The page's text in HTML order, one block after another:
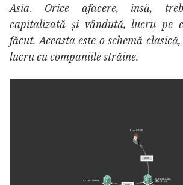
Asia. Orice afacere, însă,
capitalizată și vândută, lucru pe
făcut. Aceasta este o schemă
lucru cu companiile străine.